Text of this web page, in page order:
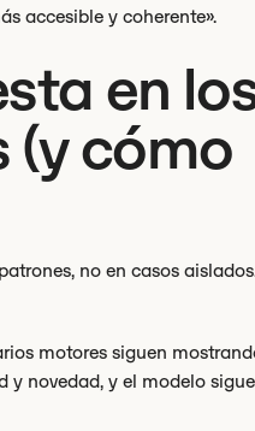
accesible y coherente».
en
(y cómo
no en casos
motores siguen
novedad, y el modelo